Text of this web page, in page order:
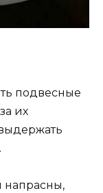
подвесные
их
напрасны,